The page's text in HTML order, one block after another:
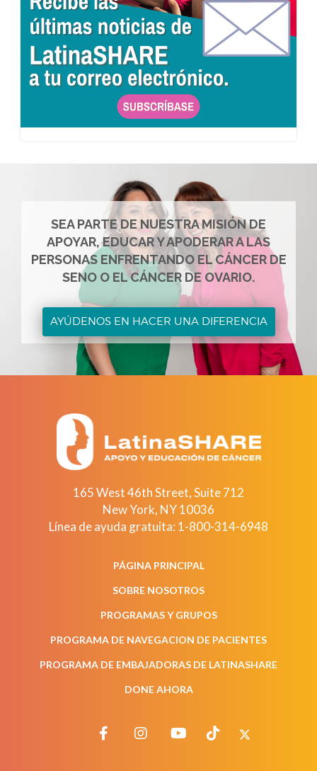
SEA PARTE DE NUESTRA MISIÓN DE
APOYAR, EDUCAR Y APODERAR A LAS
PERSONAS ENFRENTANDO EL CÁNCER DE
SENO O EL CÁNCER DE OVARIO.
AYÚDENOS EN HACER UNA DIFERENCIA
165 West 46th Street, Suite 712
New York, NY10036
Línea de ayuda gratuita: 1-800-314-6948
PÁGINA PRINCIPAL
SOBRE NOSOTROS
PROGRAMAS Y GRUPOS
PROGRAMA DE NAVEGACION DE PACIENTES
PROGRAMA DE EMBAJADORAS DE LATINASHARE
DONE AHORA